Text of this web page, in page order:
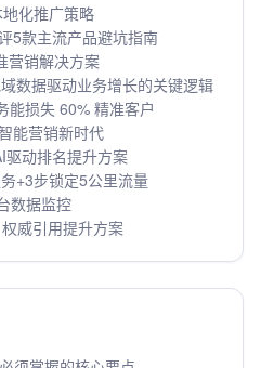
化推广策略
5款主流产品避坑指南
营销解决方案
数据驱动业务增长的关键逻辑
能损失 60% 精准客户
能营销新时代
驱动排名提升方案
+3步锁定5公里流量
数据监控
威引用提升方案